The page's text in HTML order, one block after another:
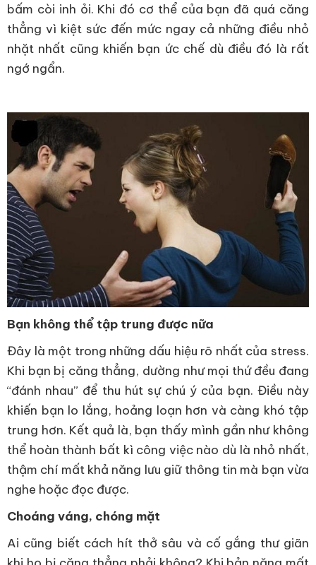
bấm còi inh ỏi. Khi đó cơ thể của bạn đã quá căng
thẳng vì kiệt sức đến mức ngay cả những điều nhỏ
nhặt nhất cũng khiến bạn ức chế dù điều đó là rất
ngớ ngẩn.
Bạn không thể tập trung được nữa
Đây là một trong những dấu hiệu rõ nhất của stress.
Khi bạn bị căng thẳng, dường như mọi thứ đều đang
“đánh nhau” để thu hút sự chú ý của bạn. Điều này
khiến bạn lo lắng, hoảng loạn hơn và càng khó tập
trung hơn. Kết quả là, bạn thấy mình gần như không
thể hoàn thành bất kì công việc nào dù là nhỏ nhất,
thậm chí mất khả năng lưu giữ thông tin mà bạn vừa
nghe hoặc đọc được.
Choáng váng, chóng mặt
Ai cũng biết cách hít thở sâu và cố gắng thư giãn